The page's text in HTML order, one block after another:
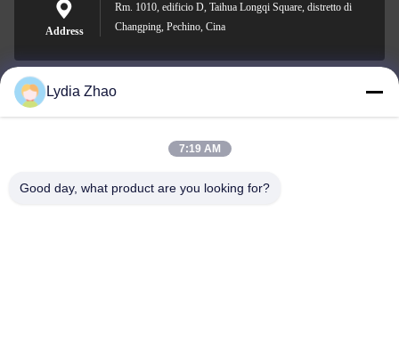
Address
Rm. 1010, edificio D, Taihua Longqi Square, distretto di
Changping, Pechino, Cina
jesingd@vip.sina.com
Lydia Zhao
7:19 AM
Good day, what product are you looking for?